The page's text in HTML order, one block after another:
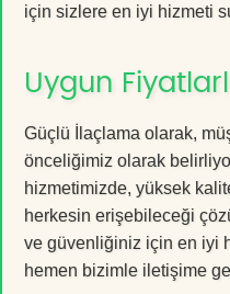
için sizlere en iyi hizmeti
Uygun
Güçlü İlaçlama olarak,
önceliğimiz olarak
hizmetimizde, yüksek
herkesin erişebileceği
ve güvenliğiniz için en iyi
hemen bizimle iletişime